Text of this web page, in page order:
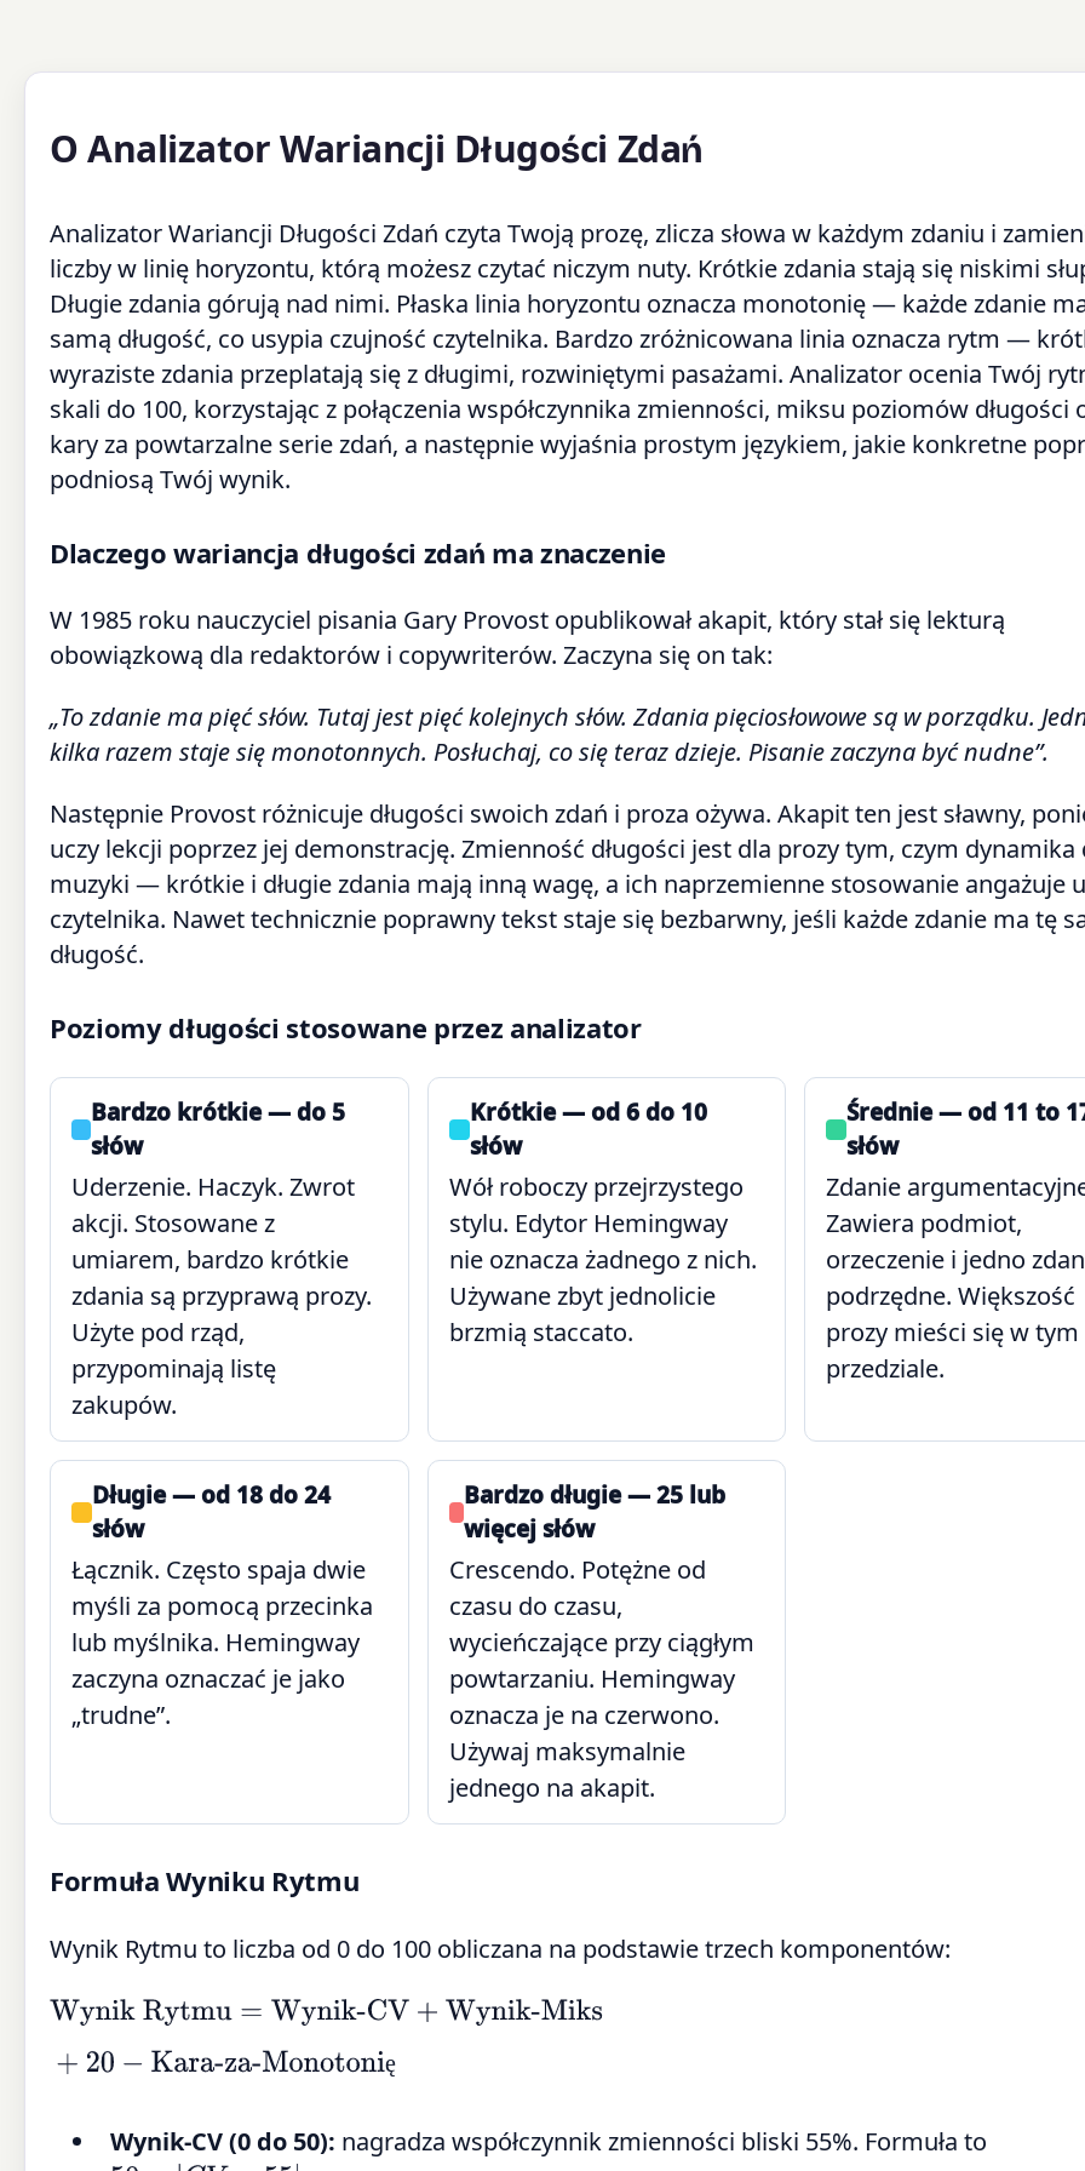
O Analizator Wariancji Długości Zdań
Analizator Wariancji Długości Zdań czyta Twoją prozę, zlicza słowa w każdym zdaniu i
liczby w linię horyzontu, którą możesz czytać niczym nuty. Krótkie zdania stają się niskimi
Długie zdania górują nad nimi. Płaska linia horyzontu oznacza monotonię — każde zdanie
samą długość, co usypia czujność czytelnika. Bardzo zróżnicowana linia oznacza rytm —
wyraziste zdania przeplatają się z długimi, rozwiniętymi pasażami. Analizator ocenia Twój
skali do 100, korzystając z połączenia współczynnika zmienności, miksu poziomów długości
kary za powtarzalne serie zdań, a następnie wyjaśnia prostym językiem, jakie konkretne
podniosą Twój wynik.
Dlaczego wariancja długości zdań ma znaczenie
W 1985 roku nauczyciel pisania Gary Provost opublikował akapit, który stał się lekturą
obowiązkową dla redaktorów i copywriterów. Zaczyna się on tak:
„To zdanie ma pięć słów. Tutaj jest pięć kolejnych słów. Zdania pięciosłowowe są w porządku.
kilka razem staje się monotonnych. Posłuchaj, co się teraz dzieje. Pisanie zaczyna być nudne”.
Następnie Provost różnicuje długości swoich zdań i proza ożywa. Akapit ten jest sławny,
uczy lekcji poprzez jej demonstrację. Zmienność długości jest dla prozy tym, czym dynamika
muzyki — krótkie i długie zdania mają inną wagę, a ich naprzemienne stosowanie angażuje
czytelnika. Nawet technicznie poprawny tekst staje się bezbarwny, jeśli każde zdanie ma tę
długość.
Poziomy długości stosowane przez analizator
Bardzo krótkie — do 5
słów
Uderzenie. Haczyk. Zwrot
akcji. Stosowane z
umiarem, bardzo krótkie
zdania są przyprawą prozy.
Użyte pod rząd,
przypominają listę
zakupów.
Krótkie — od 6 do 10
słów
Wół roboczy przejrzystego
stylu. Edytor Hemingway
nie oznacza żadnego z nich.
Używane zbyt jednolicie
brzmią staccato.
Średnie — od 11 to
słów
Zdanie
Zawiera podmiot,
orzeczenie i jedno
podrzędne. Większość
prozy mieści się w tym
przedziale.
Długie — od 18 do 24
słów
Łącznik. Często spaja dwie
myśli za pomocą przecinka
lub myślnika. Hemingway
zaczyna oznaczać je jako
„trudne”.
Bardzo długie — 25 lub
więcej słów
Crescendo. Potężne od
czasu do czasu,
wycieńczające przy ciągłym
powtarzaniu. Hemingway
oznacza je na czerwono.
Używaj maksymalnie
jednego na akapit.
Formuła Wyniku Rytmu
Wynik Rytmu to liczba od 0 do 100 obliczana na podstawie trzech komponentów:
Wynik Rytmu=Wynik-CV+Wynik-Miks
ę
+20−Kara-za-Monotonię
Wynik-CV (0 do 50): nagradza współczynnik zmienności bliski 55%. Formuła to